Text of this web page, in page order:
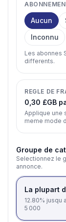
Aucun
Inconnu
Les abonnes
differents.
REGLE DE
0,30 £GB
Applique une
meme mode
Groupe de
Selectionnez le
annonce.
La plupart
12.80% jusqu
5 000